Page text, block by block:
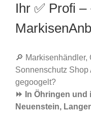
Ihr ✅ Profi
🔎
Sonnenschutz Shop
gegoogelt?
⏩ In Öhringen und
Neuenstein,